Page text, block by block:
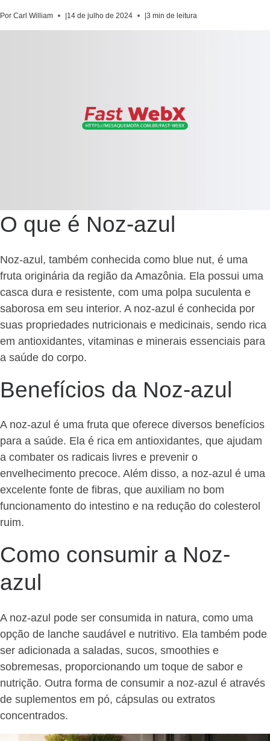
Por Carl William |14 de julho de 2024 |3 min de leitura
O que é Noz-azul
Noz-azul, também conhecida como blue nut, é uma
fruta originária da região da Amazônia. Ela possui uma
casca dura e resistente, com uma polpa suculenta e
saborosa em seu interior. A noz-azul é conhecida por
suas propriedades nutricionais e medicinais, sendo rica
em antioxidantes, vitaminas e minerais essenciais para
a saúde do corpo.
Benefícios da Noz-azul
A noz-azul é uma fruta que oferece diversos benefícios
para a saúde. Ela é rica em antioxidantes, que ajudam
a combater os radicais livres e prevenir o
envelhecimento precoce. Além disso, a noz-azul é uma
excelente fonte de fibras, que auxiliam no bom
funcionamento do intestino e na redução do colesterol
ruim.
Como consumir a Noz-
azul
A noz-azul pode ser consumida in natura, como uma
opção de lanche saudável e nutritivo. Ela também pode
ser adicionada a saladas, sucos, smoothies e
sobremesas, proporcionando um toque de sabor e
nutrição. Outra forma de consumir a noz-azul é através
de suplementos em pó, cápsulas ou extratos
concentrados.